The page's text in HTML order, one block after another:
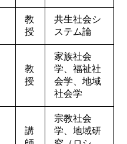
教
授
共生社会シ
ステム論
教
授
家族社会
学、福祉社
会学、地域
社会学
講
宗教社会
学、地域研